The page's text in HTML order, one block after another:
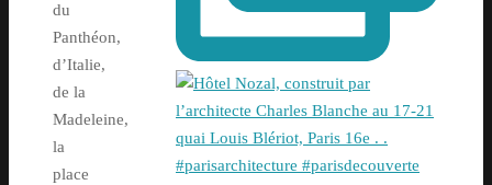
du
Panthéon,
d’Italie,
de la
Madeleine,
la
place